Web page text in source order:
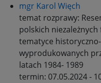
mgr Karol Więch
temat rozprawy:
polskich
tematyce historyczno-
wyprodukowanych
latach 1984- 1989
termin: 07.05.2024 -